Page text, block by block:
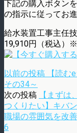
下記の購入ボタン
の指示に従ってお
給水装置工事主任
19,910円（税込）
以前の投稿
【読
その34～
次の投稿
【まず
つくりたい】キバ
職場の雰囲気を改
6